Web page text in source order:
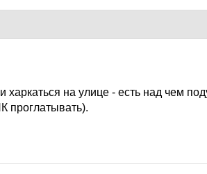
на улице - есть над чем
проглатывать).